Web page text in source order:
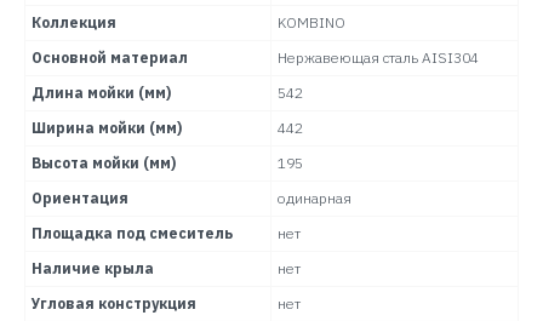
Коллекция
KOMBINO
Основной материал
Нержавеющая сталь AISI304
Длина мойки (мм)
542
Ширина мойки (мм)
442
Высота мойки (мм)
195
Ориентация
одинарная
Площадка под смеситель
нет
Наличие крыла
нет
Угловая конструкция
нет